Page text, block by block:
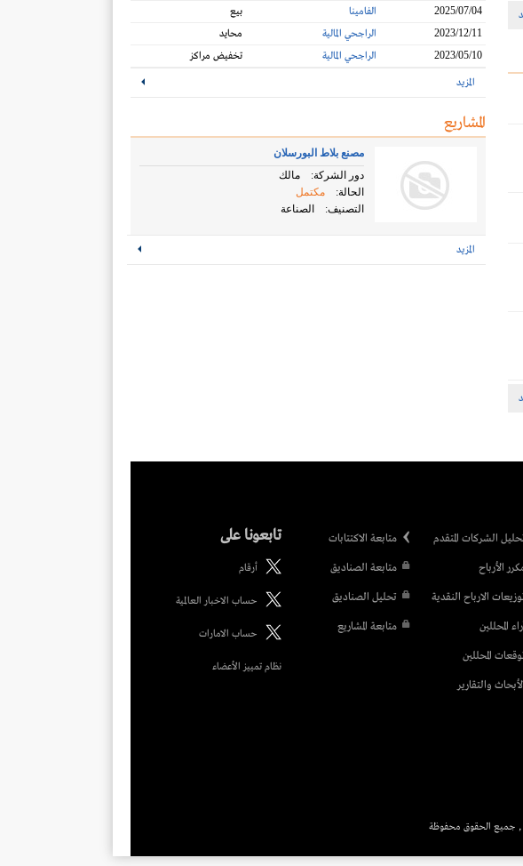
2025/07/04
الفامينا
بيع
2023/12/11
الراجحي المالية
محايد
2023/05/10
الراجحي المالية تخفيض مراكز
المزيد
المشاريع
مصنع بلاط البورسلان
دور الشركة:
مالك
الحالة:
مكتمل
التصنيف:
الصناعة
المزيد
الشركات المتقدم
الأرباح
الارباح النقدية
المحللين
المحللين
والتقارير
متابعة الاكتتابات
متابعة الصناديق
تحليل الصناديق
متابعة المشاريع
تابعونا على
أرقام
حساب الاخبار العالمية
حساب الامارات
نظام تمييز الأعضاء